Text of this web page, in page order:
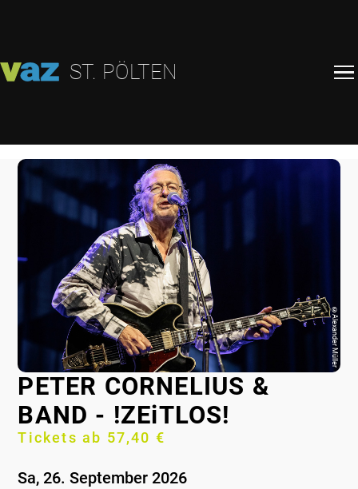
ST. PÖLTEN
PETER CORNELIUS &
BAND - !ZEiTLOS!
Tickets ab 57,40 €
Sa, 26. September 2026
©
Alexander Müller